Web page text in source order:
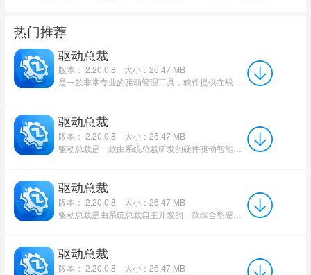
热门推荐
驱动总裁
版本： 2.20.0.8
大小：26.47 MB
驱动总裁
版本： 2.20.0.8
大小：26.47 MB
驱动总裁是一款由系统总裁研发的硬件驱动智能管理工具，支持在线与离线双模式驱动安装，集成庞大驱动库，可自动...
驱动总裁
版本： 2.20.0.8
大小：26.47 MB
驱动总裁
版本： 2.20.0.8
大小：26.47 MB